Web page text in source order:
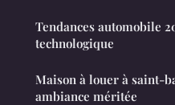
Tendances automobile
technologique
Maison à louer à saint-
ambiance méritée